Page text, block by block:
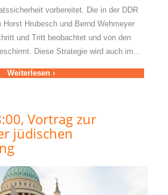
vorbereitet. Die in der DDR
Horst Hrubesch und Bernd Wehmeyer
und Tritt beobachtet und von den
Diese Strategie wird auch im…
Weiterlesen ›
Vortrag zur
jüdischen